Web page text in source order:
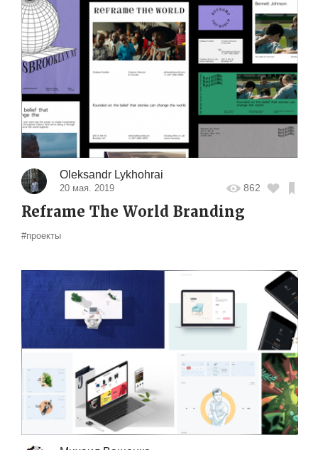
Oleksandr Lykhohrai
20 мая. 2019 862
Reframe The World Branding
#проекты